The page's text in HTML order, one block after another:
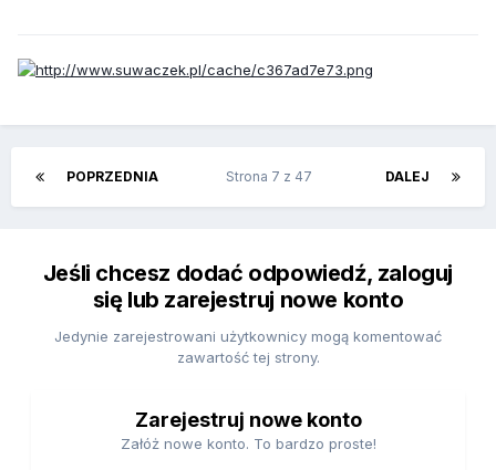
POPRZEDNIA DALEJ
Strona 7 z 47
Jeśli chcesz dodać odpowiedź, zaloguj
się lub zarejestruj nowe konto
Jedynie zarejestrowani użytkownicy mogą komentować
zawartość tej strony.
Zarejestruj nowe konto
Załóż nowe konto. To bardzo proste!